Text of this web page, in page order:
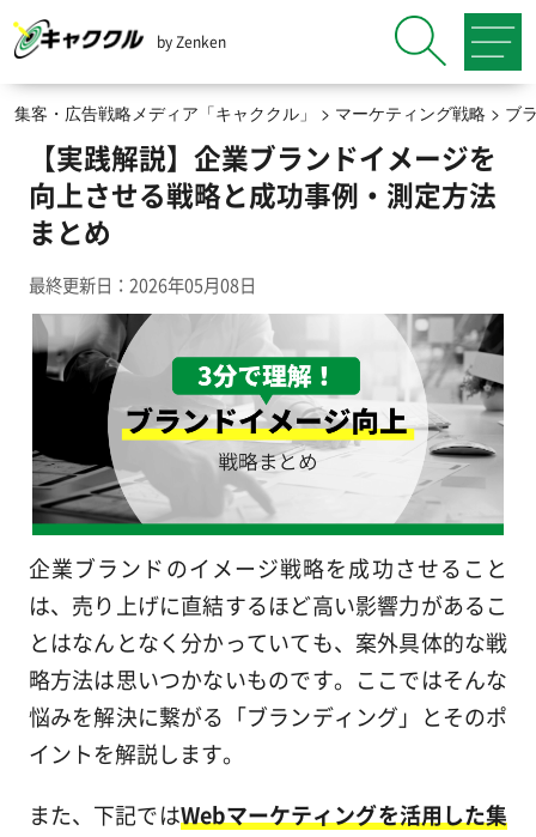
by Zenken
集客・広告戦略メディア「キャククル」 > マーケティング戦略> ブ
【実践解説】企業ブランドイメージを
向上させる戦略と成功事例・測定方法
まとめ
最終更新日：2026年05月08日
企業ブランドのイメージ戦略を成功させること
は、売り上げに直結するほど高い影響力があるこ
とはなんとなく分かっていても、案外具体的な戦
略方法は思いつかないものです。ここではそんな
悩みを解決に繋がる「ブランディング」とそのポ
イントを解説します。
また、下記ではWebマーケティングを活用した集